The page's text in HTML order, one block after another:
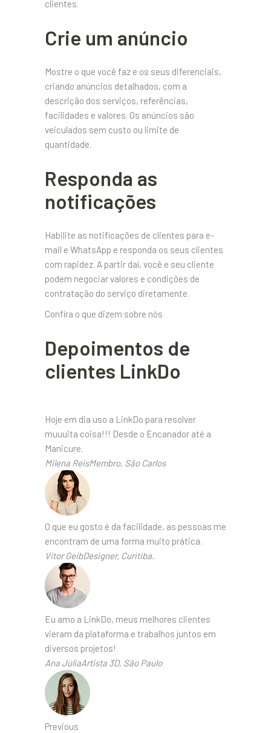
clientes.
Crie um anúncio
Mostre o que você faz e os seus diferenciais,
criando anúncios detalhados, com a
descrição dos serviços, referências,
facilidades e valores. Os anúncios são
veiculados sem custo ou limite de
quantidade.
Responda as
notificações
Habilite as notificações de clientes para e-
mail e WhatsApp e responda os seus clientes
com rapidez. A partir daí, você e seu cliente
podem negociar valores e condições de
contratação do serviço diretamente.
Confira o que dizem sobre nós
Depoimentos de
clientes LinkDo
Hoje em dia uso a LinkDo para resolver
muuuita coisa!!! Desde o Encanador até a
Manicure.
Milena ReisMembro, São Carlos
O que eu gosto é da facilidade, as pessoas me
encontram de uma forma muito prática.
Vitor GeibDesigner, Curitiba.
Eu amo a LinkDo, meus melhores clientes
vieram da plataforma e trabalhos juntos em
diversos projetos!
Ana JúliaArtista 3D, São Paulo
Previous